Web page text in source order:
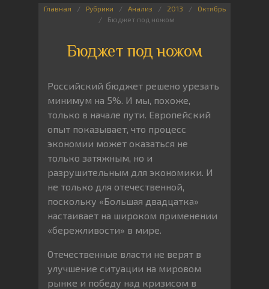
Главная Рубрики Анализ 2013
Октябрь
Бюджет под ножом
Бюджет под ножом
Российский бюджет решено урезать
минимум на 5%. И мы, похоже,
только в начале пути. Европейский
опыт показывает, что процесс
экономии может оказаться не
только затяжным, но и
разрушительным для экономики. И
не только для отечественной,
поскольку «Большая двадцатка»
настаивает на широком применении
«бережливости» в мире.
Отечественные власти не верят в
улучшение ситуации на мировом
рынке и победу над кризисом в